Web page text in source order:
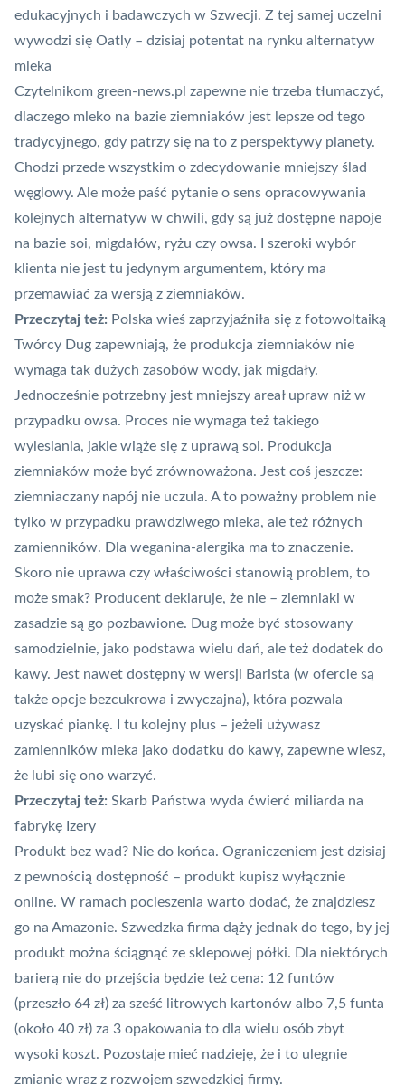
edukacyjnych i badawczych w Szwecji. Z tej samej uczelni
wywodzi się Oatly – dzisiaj potentat na rynku alternatyw
mleka
Czytelnikom green-news.pl zapewne nie trzeba tłumaczyć,
dlaczego mleko na bazie ziemniaków jest lepsze od tego
tradycyjnego, gdy patrzy się na to z perspektywy planety.
Chodzi przede wszystkim o zdecydowanie mniejszy ślad
węglowy. Ale może paść pytanie o sens opracowywania
kolejnych alternatyw w chwili, gdy są już dostępne napoje
na bazie soi, migdałów, ryżu czy owsa. I szeroki wybór
klienta nie jest tu jedynym argumentem, który ma
przemawiać za wersją z ziemniaków.
Przeczytaj też: Polska wieś zaprzyjaźniła się z fotowoltaiką
Twórcy Dug zapewniają, że produkcja ziemniaków nie
wymaga tak dużych zasobów wody, jak migdały.
Jednocześnie potrzebny jest mniejszy areał upraw niż w
przypadku owsa. Proces nie wymaga też takiego
wylesiania, jakie wiąże się z uprawą soi. Produkcja
ziemniaków może być zrównoważona. Jest coś jeszcze:
ziemniaczany napój nie uczula. A to poważny problem nie
tylko w przypadku prawdziwego mleka, ale też różnych
zamienników. Dla weganina-alergika ma to znaczenie.
Skoro nie uprawa czy właściwości stanowią problem, to
może smak? Producent deklaruje, że nie – ziemniaki w
zasadzie są go pozbawione. Dug może być stosowany
samodzielnie, jako podstawa wielu dań, ale też dodatek do
kawy. Jest nawet dostępny w wersji Barista (w ofercie są
także opcje bezcukrowa i zwyczajna), która pozwala
uzyskać piankę. I tu kolejny plus – jeżeli używasz
zamienników mleka jako dodatku do kawy, zapewne wiesz,
że lubi się ono warzyć.
Przeczytaj też: Skarb Państwa wyda ćwierć miliarda na
fabrykę Izery
Produkt bez wad? Nie do końca. Ograniczeniem jest dzisiaj
z pewnością dostępność – produkt kupisz wyłącznie
online. W ramach pocieszenia warto dodać, że znajdziesz
go na Amazonie. Szwedzka firma dąży jednak do tego, by jej
produkt można ściągnąć ze sklepowej półki. Dla niektórych
barierą nie do przejścia będzie też cena: 12 funtów
(przeszło 64 zł) za sześć litrowych kartonów albo 7,5 funta
(około 40 zł) za 3 opakowania to dla wielu osób zbyt
wysoki koszt. Pozostaje mieć nadzieję, że i to ulegnie
zmianie wraz z rozwojem szwedzkiej firmy.